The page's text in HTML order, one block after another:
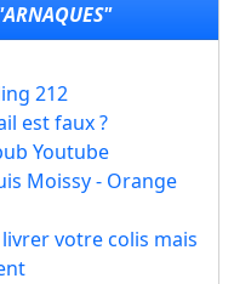
212
est faux ?
Youtube
Moissy - Orange
livrer votre colis mais